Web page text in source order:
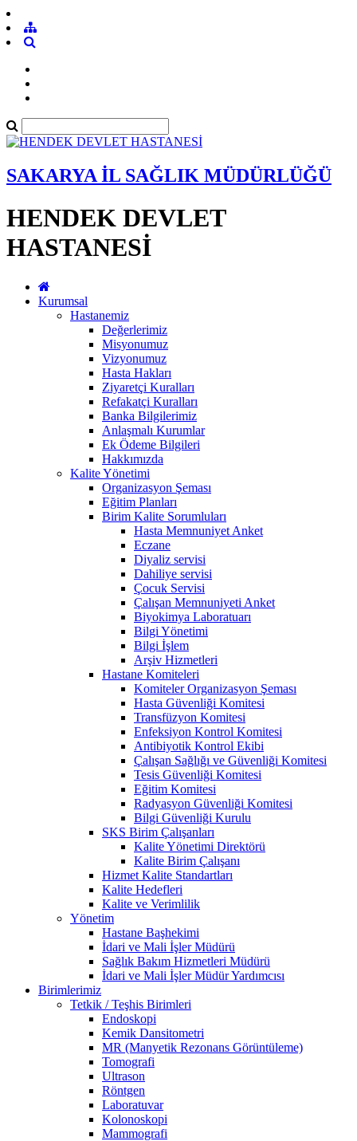
SAKARYA İL SAĞLIK MÜDÜRLÜĞÜ
HENDEK DEVLET
HASTANESİ
Kurumsal
Hastanemiz
Değerlerimiz
Misyonumuz
Vizyonumuz
Hasta Hakları
Ziyaretçi Kuralları
Refakatçi Kuralları
Banka Bilgilerimiz
Anlaşmalı Kurumlar
Ek Ödeme Bilgileri
Hakkımızda
Kalite Yönetimi
Organizasyon Şeması
Eğitim Planları
Birim Kalite Sorumluları
Hasta Memnuniyet Anket
Eczane
Diyaliz servisi
Dahiliye servisi
Çocuk Servisi
Çalışan Memnuniyeti Anket
Biyokimya Laboratuarı
Bilgi Yönetimi
Bilgi İşlem
Arşiv Hizmetleri
Hastane Komiteleri
Komiteler Organizasyon Şeması
Hasta Güvenliği Komitesi
Transfüzyon Komitesi
Enfeksiyon Kontrol Komitesi
Antibiyotik Kontrol Ekibi
Çalışan Sağlığı ve Güvenliği Komitesi
Tesis Güvenliği Komitesi
Eğitim Komitesi
Radyasyon Güvenliği Komitesi
Bilgi Güvenliği Kurulu
SKS Birim Çalışanları
Kalite Yönetimi Direktörü
Kalite Birim Çalışanı
Hizmet Kalite Standartları
Kalite Hedefleri
Kalite ve Verimlilik
Yönetim
Hastane Başhekimi
İdari ve Mali İşler Müdürü
Sağlık Bakım Hizmetleri Müdürü
İdari ve Mali İşler Müdür Yardımcısı
Birimlerimiz
Tetkik / Teşhis Birimleri
Endoskopi
Kemik Dansitometri
MR (Manyetik Rezonans Görüntüleme)
Tomografi
Ultrason
Röntgen
Laboratuvar
Kolonoskopi
Mammografi